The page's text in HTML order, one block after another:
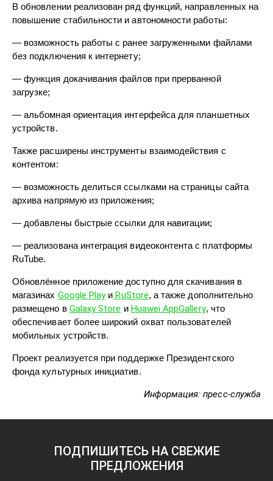
В обновлении реализован ряд функций, направленных на
повышение стабильности и автономности работы:
— возможность работы с ранее загруженными файлами
без подключения к интернету;
— функция докачивания файлов при прерванной
загрузке;
— альбомная ориентация интерфейса для планшетных
устройств.
Также расширены инструменты взаимодействия с
контентом:
— возможность делиться ссылками на страницы сайта
архива напрямую из приложения;
— добавлены быстрые ссылки для навигации;
— реализована интеграция видеоконтента с платформы
RuTube.
Обновлённое приложение доступно для скачивания в
магазинах Google Playи RuStore, а также дополнительно
размещено в Galaxy Store и Huawei AppGallery, что
обеспечивает более широкий охват пользователей
мобильных устройств.
Проект реализуется при поддержке Президентского
фонда культурных инициатив.
Информация: пресс-служба
ПОДПИШИТЕСЬ НА СВЕЖИЕ
ПРЕДЛОЖЕНИЯ